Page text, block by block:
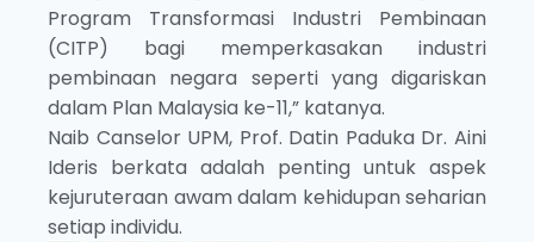
Program Transformasi Industri Pembinaan
(CITP) bagi memperkasakan industri
pembinaan negara seperti yang digariskan
dalam Plan Malaysia ke-11,” katanya.
Naib Canselor UPM, Prof. Datin Paduka Dr. Aini
Ideris berkata adalah penting untuk aspek
kejuruteraan awam dalam kehidupan seharian
setiap individu.